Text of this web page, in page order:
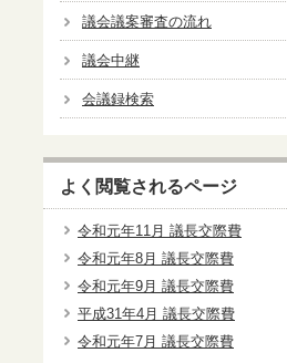
議会議案審査の流れ
議会中継
会議録検索
よく閲覧されるページ
令和元年11月 議長交際費
令和元年8月 議長交際費
令和元年9月 議長交際費
平成31年4月 議長交際費
令和元年7月 議長交際費